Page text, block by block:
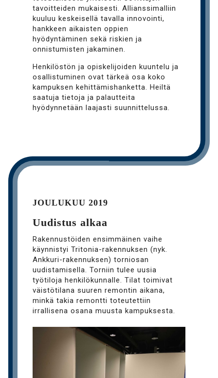
tavoitteiden mukaisesti. Allianssimalliin
kuuluu keskeisellä tavalla innovointi,
hankkeen aikaisten oppien
hyödyntäminen sekä riskien ja
onnistumisten jakaminen.
Henkilöstön ja opiskelijoiden kuuntelu ja
osallistuminen ovat tärkeä osa koko
kampuksen kehittämishanketta. Heiltä
saatuja tietoja ja palautteita
hyödynnetään laajasti suunnittelussa.
JOULUKUU 2019
Uudistus alkaa
Rakennustöiden ensimmäinen vaihe
käynnistyi Tritonia-rakennuksen (nyk.
Ankkuri-rakennuksen) torniosan
uudistamisella. Torniin tulee uusia
työtiloja henkilökunnalle. Tilat toimivat
väistötilana suuren remontin aikana,
minkä takia remontti toteutettiin
irrallisena osana muusta kampuksesta.